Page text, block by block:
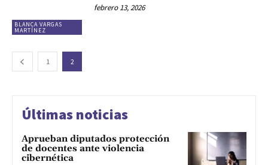
BLANCA VARGAS
MARTÍNEZ
febrero 13, 2026
1 2
Últimas noticias
Aprueban diputados protección
de docentes ante violencia
cibernética